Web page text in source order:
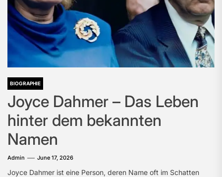
BIOGRAPHIE
Joyce Dahmer – Das Leben
hinter dem bekannten
Namen
Admin June 17, 2026
Joyce Dahmer ist eine Person, deren Name oft im Schatten